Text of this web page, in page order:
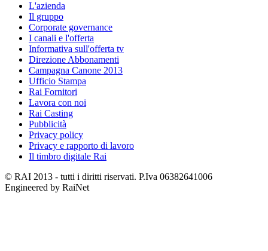
L'azienda
Il gruppo
Corporate governance
I canali e l'offerta
Informativa sull'offerta tv
Direzione Abbonamenti
Campagna Canone 2013
Ufficio Stampa
Rai Fornitori
Lavora con noi
Rai Casting
Pubblicità
Privacy policy
Privacy e rapporto di lavoro
Il timbro digitale Rai
© RAI 2013 - tutti i diritti riservati. P.Iva 06382641006
Engineered by RaiNet